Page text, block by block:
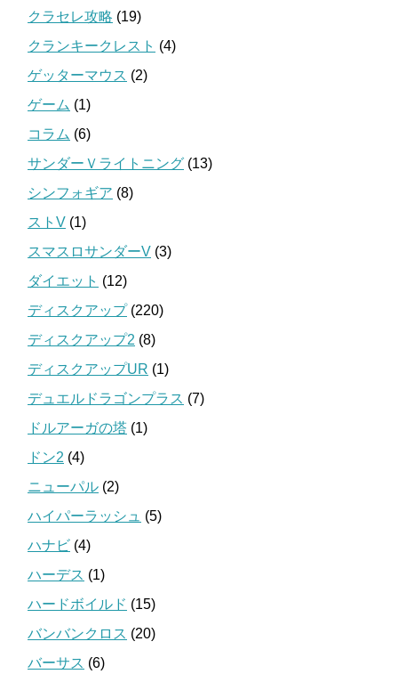
クラセレ攻略 (19)
クランキークレスト (4)
ゲッターマウス (2)
ゲーム (1)
コラム (6)
サンダーＶライトニング (13)
シンフォギア (8)
ストV (1)
スマスロサンダーV (3)
ダイエット (12)
ディスクアップ(220)
ディスクアップ2 (8)
ディスクアップUR (1)
デュエルドラゴンプラス (7)
ドルアーガの塔 (1)
ドン2 (4)
ニューパル (2)
ハイパーラッシュ (5)
ハナビ (4)
ハーデス (1)
ハードボイルド (15)
バンバンクロス (20)
バーサス (6)